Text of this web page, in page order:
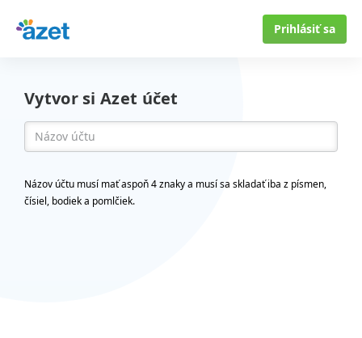
Prihlásiť sa
Vytvor si Azet účet
Názov účtu musí mať aspoň 4 znaky a musí sa skladať iba z písmen,
čísiel, bodiek a pomlčiek.